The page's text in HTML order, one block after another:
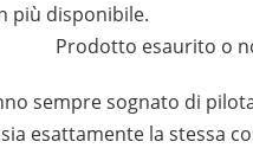
più disponibile.
Prodotto esaurito o
sempre sognato di
esattamente la stessa